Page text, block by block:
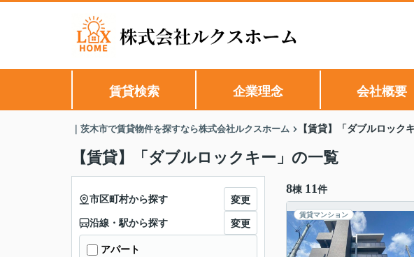
賃貸検索 企業理念 会社概要
｜茨木市で賃貸物件を探すなら株式会社ルクスホーム 【賃貸】「ダブルロック
【賃貸】「ダブルロックキー」の一覧
8棟 11 件
賃貸マンション
市区町村から探す 変更
沿線・駅から探す 変更
アパート